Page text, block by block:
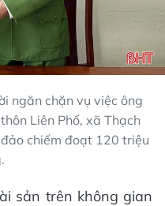
ngăn chặn vụ việc ông
Liên Phố, xã Thạch
chiếm đoạt 120 triệu
sản trên không gian